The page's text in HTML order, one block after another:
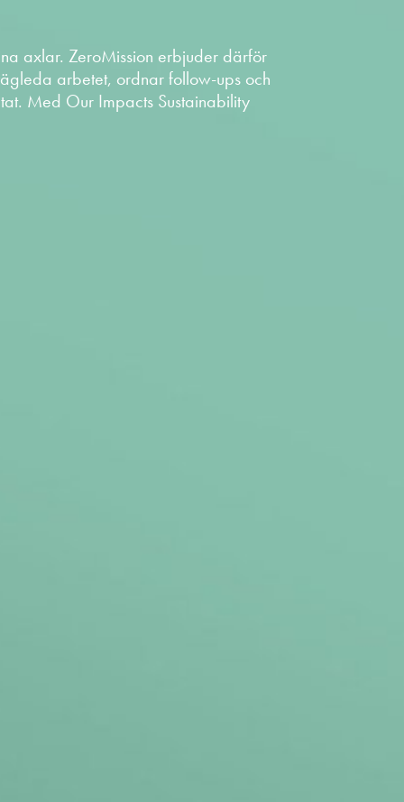
axlar. ZeroMission erbjuder därför
arbetet, ordnar follow-ups och
Med Our Impacts Sustainability